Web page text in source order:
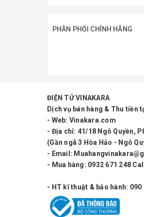
VINAKARA SHOP
luôn
đúng giá, đúng sản phẩm
Liên hệ ngay để được
PHÂN PHỐI CHÍNH HÃNG
ĐIỆN TỬ VINAKARA
Dịch vụ bán hàng & Thu tiền
- Web: Vinakara.com
- Địa chỉ: 41/18 Ngô Quyền,
(Gần ngã 3 Hòa Hảo - Ngô
- Email:
- Mua hàng: 0932 671 248
- HT kĩ thuật & bảo hành: 090